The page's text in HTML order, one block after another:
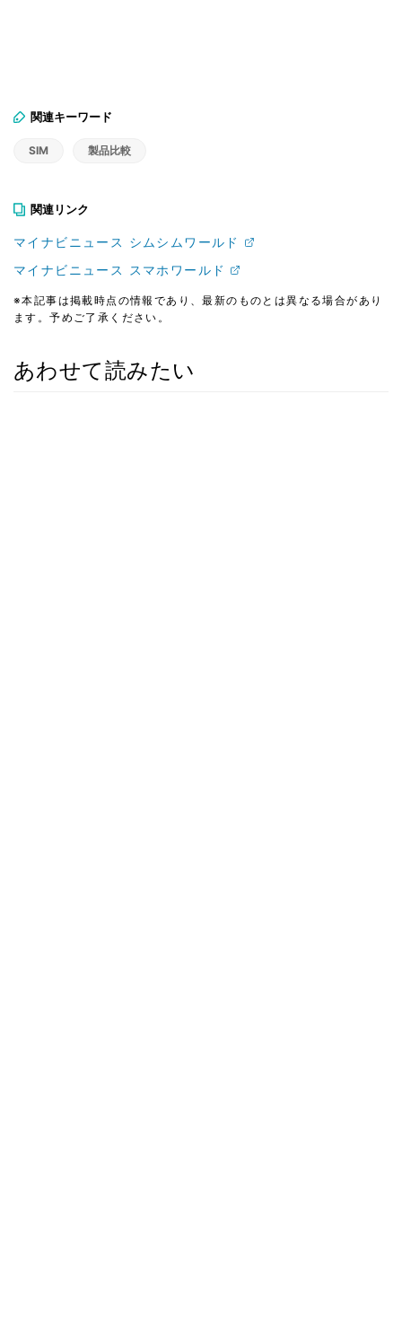
関連キーワード
SIM 製品比較
関連リンク
マイナビニュース シムシムワールド
マイナビニュース スマホワールド
※本記事は掲載時点の情報であり、最新のものとは異なる場合があり
ます。予めご了承ください。
あわせて読みたい